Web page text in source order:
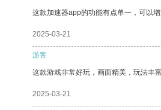
这款加速器app的功能有点单一，可以
2025-03-21
游客
这款游戏非常好玩，画面精美，玩法丰
2025-03-21